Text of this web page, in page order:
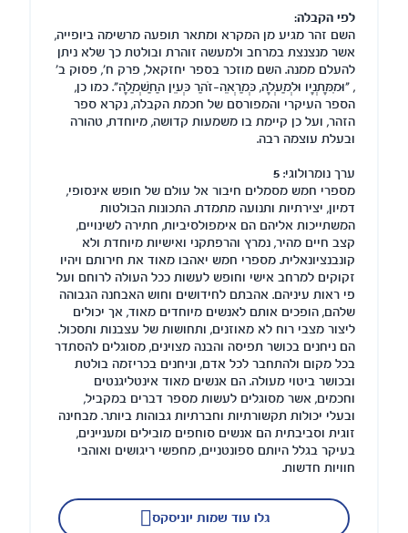
לפי הקבלה:
השם זהר מגיע מן המקרא ומתאר תופעה מרשימה ביופייה,
אשר מנצנצת במרחב ולמעשה זוהרת ובולטת כך שלא ניתן
להעלם ממנה. השם מוזכר בספר יחזקאל, פרק ח', פסוק ב'
, "וּמִמָּתְנָיו וּלְמַעְלָה, כְּמַרְאֵה-זֹהַר כְּעֵין הַחַשְׁמַלָה". כמו כן,
הספר העיקרי והמפורסם של חכמת הקבלה, נקרא ספר
הזהר, ועל כן קיימת בו משמעות קדושה, מיוחדת, טהורה
ובעלת עוצמה רבה.
ערך נומרולוגי: 5
מספרי חמש מסמלים חיבור אל עולם של חופש אינסופי,
דמיון, יצירתיות ותנועה מתמדת. התכונות הבולטות
המשתייכות אליהם הם אימפולסיביות, חתירה לשינויים,
קצב חיים מהיר, נמרץ והרפתקני ואישיות מיוחדת ולא
קונבנציונאלית. מספרי חמש יאהבו מאוד את חירותם ויהיו
זקוקים למרחב אישי וחופש לעשות ככל העולה לרוחם ועל
פי ראות עיניהם. אהבתם לחידושים וחוש האבחנה הגבוהה
שלהם, הופכים אותם לאנשים מיוחדים מאוד, אך יכולים
ליצור מצבי רוח לא מאוזנים, ותחושות של עצבנות ותסכול.
הם ניחנים בכושר תפיסה והבנה מצוינים, מסוגלים להסתדר
בכל מקום ולהתחבר לכל אדם, וניחנים בכריזמה בולטת
ובכושר ביטוי מעולה. הם אנשים מאוד אינטליגנטים
וחכמים, אשר מסוגלים לעשות מספר דברים במקביל,
ובעלי יכולות תקשורתיות וחברתיות גבוהות ביותר. מבחינה
זוגית וסביבתית הם אנשים סוחפים מובילים ומעניינים,
בעיקר בגלל היותם ספונטניים, מחפשי ריגושים ואוהבי
חוויות חדשות.
גלו עוד שמות יוניסקס